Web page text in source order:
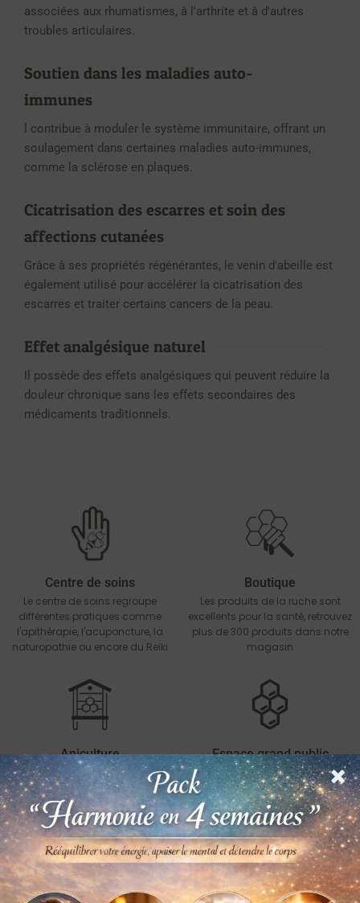
associées aux rhumatismes, à l'arthrite et à d'autres
troubles articulaires.
Soutien dans les maladies auto-
immunes
l contribue à moduler le système immunitaire, offrant un
soulagement dans certaines maladies auto-immunes,
comme la sclérose en plaques.
Cicatrisation des escarres et soin des
affections cutanées
Grâce à ses propriétés régénérantes, le venin d'abeille est
également utilisé pour accélérer la cicatrisation des
escarres et traiter certains cancers de la peau.
Effet analgésique naturel
Il possède des effets analgésiques qui peuvent réduire la
douleur chronique sans les effets secondaires des
médicaments traditionnels.
Centre de soins
Le centre de soins regroupe
différentes pratiques comme
l'apithérapie, l'acuponcture, la
naturopathie ou encore du Reiki
Boutique
Les produits de la ruche sont
excellents pour la santé, retrouvez
plus de 300 produits dans notre
magasin
Apiculture
Bien évidemment vous
retrouverez tout l'environnement
de l'apiculture avec des ruches
et des infrastructures
professionnelles
Espace grand public
Pour sensibiliser le plus grand
nombre, des visites ou encore
des expositions seront proposée
à l'espace la Ruche à
Sembrancher